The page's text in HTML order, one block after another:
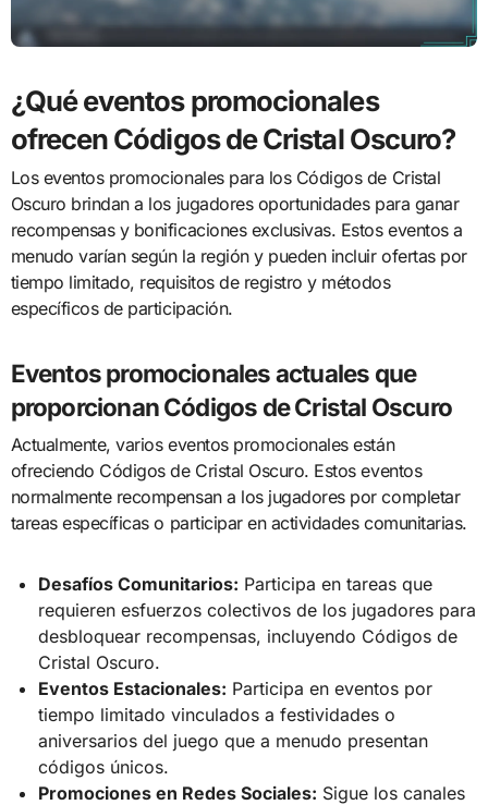
¿Qué eventos promocionales
ofrecen Códigos de Cristal Oscuro?
Los eventos promocionales para los Códigos de Cristal
Oscuro brindan a los jugadores oportunidades para ganar
recompensas y bonificaciones exclusivas. Estos eventos a
menudo varían según la región y pueden incluir ofertas por
tiempo limitado, requisitos de registro y métodos
específicos de participación.
Eventos promocionales actuales que
proporcionan Códigos de Cristal Oscuro
Actualmente, varios eventos promocionales están
ofreciendo Códigos de Cristal Oscuro. Estos eventos
normalmente recompensan a los jugadores por completar
tareas específicas o participar en actividades comunitarias.
Desafíos Comunitarios: Participa en tareas que
requieren esfuerzos colectivos de los jugadores para
desbloquear recompensas, incluyendo Códigos de
Cristal Oscuro.
Eventos Estacionales: Participa en eventos por
tiempo limitado vinculados a festividades o
aniversarios del juego que a menudo presentan
códigos únicos.
Promociones en Redes Sociales: Sigue los canales